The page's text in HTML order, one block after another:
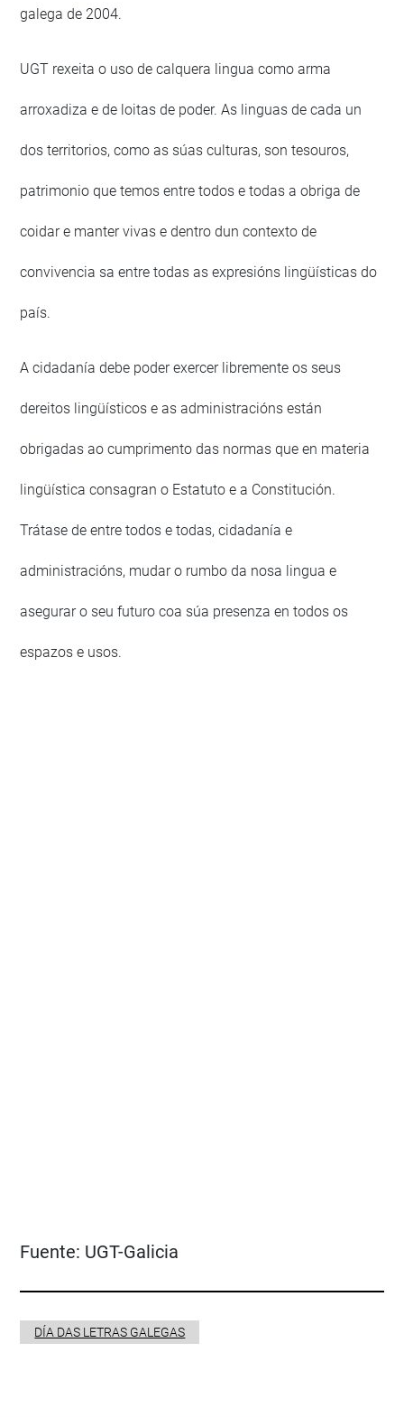
galega de 2004.
UGT rexeita o uso de calquera lingua como arma
arroxadiza e de loitas de poder. As linguas de cada un
dos territorios, como as súas culturas, son tesouros,
patrimonio que temos entre todos e todas a obriga de
coidar e manter vivas e dentro dun contexto de
convivencia sa entre todas as expresións lingüísticas do
país.
A cidadanía debe poder exercer libremente os seus
dereitos lingüísticos e as administracións están
obrigadas ao cumprimento das normas que en materia
lingüística consagran o Estatuto e a Constitución.
Trátase de entre todos e todas, cidadanía e
administracións, mudar o rumbo da nosa lingua e
asegurar o seu futuro coa súa presenza en todos os
espazos e usos.
Fuente: UGT-Galicia
DÍA DAS LETRAS GALEGAS